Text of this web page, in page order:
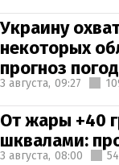
Украину
некоторых
прогноз
3 августа, 09:27
От жары +40
шквалами:
3 августа, 08:00